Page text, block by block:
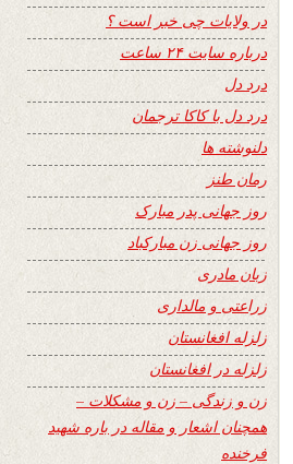
در ولایات چی خبر است ؟
درباره سایت ۲۴ ساعت
درد دل
درد دل با کاکا ترجمان
دلنوشته ها
رمان طنز
روز جهانی پدر مبارک
روز جهانی زن مبارکباد
زبان مادری
زراعتی و مالداری
زلزله افغانستان
زلزله در افغانستان
زن و زندگی – زن و مشکلات –
همچنان اشعار و مقاله در باره شهید
فرخنده